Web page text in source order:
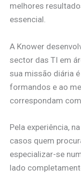
melhores
essencial.
A Knower
sector das TI em
sua missão diária
formandos e ao
correspondam
Pela experiência,
casos quem
especializar-se
lado